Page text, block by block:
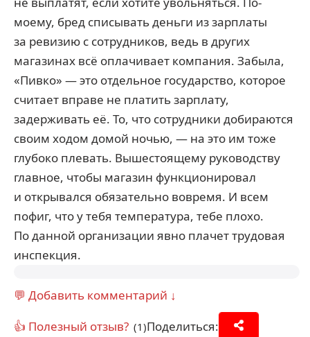
моему, бред списывать деньги из зарплаты
за ревизию с сотрудников, ведь в других
магазинах всё оплачивает компания. Забыла,
«Пивко» — это отдельное государство, которое
считает вправе не платить зарплату,
задерживать её. То, что сотрудники добираются
своим ходом домой ночью, — на это им тоже
глубоко плевать. Вышестоящему руководству
главное, чтобы магазин функционировал
и открывался обязательно вовремя. И всем
пофиг, что у тебя температура, тебе плохо.
По данной организации явно плачет трудовая
инспекция.
💬 Добавить комментарий ↓
👍 Полезный отзыв? (1)Поделиться: